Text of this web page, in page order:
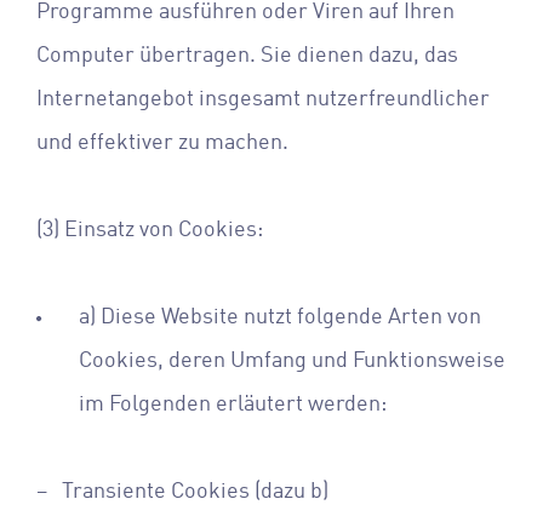
Programme ausführen oder Viren auf Ihren
Computer übertragen. Sie dienen dazu, das
Internetangebot insgesamt nutzerfreundlicher
und effektiver zu machen.
(3) Einsatz von Cookies:
a) Diese Website nutzt folgende Arten von
Cookies, deren Umfang und Funktionsweise
im Folgenden erläutert werden:
– Transiente Cookies (dazu b)